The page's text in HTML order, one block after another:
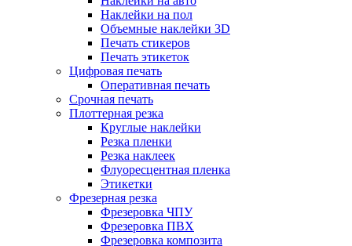
Наклейки на пол
Объемные наклейки 3D
Печать стикеров
Печать этикеток
Цифровая печать
Оперативная печать
Срочная печать
Плоттерная резка
Круглые наклейки
Резка пленки
Резка наклеек
Флуоресцентная пленка
Этикетки
Фрезерная резка
Фрезеровка ЧПУ
Фрезеровка ПВХ
Фрезеровка композита